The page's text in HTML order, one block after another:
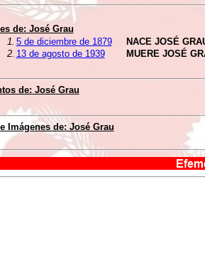
de: José Grau
1. 5 de diciembre de 1879
NACE JOSÉ
2. 13 de agosto de 1939 MUERE JOSÉ
de: José Grau
Imágenes de: José Grau